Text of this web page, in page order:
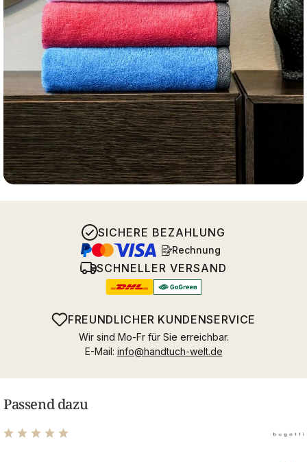
SICHERE BEZAHLUNG
Rechnung
SCHNELLER VERSAND
FREUNDLICHER KUNDENSERVICE
Wir sind Mo-Fr für Sie erreichbar.
E-Mail: info@handtuch-welt.de
Passend dazu